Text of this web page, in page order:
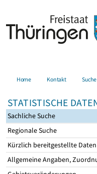
Home Kontakt Suche
STATISTISCHE
Sachliche Suche
Regionale Suche
Kürzlich bereitgestellte Daten
Allgemeine Angaben,